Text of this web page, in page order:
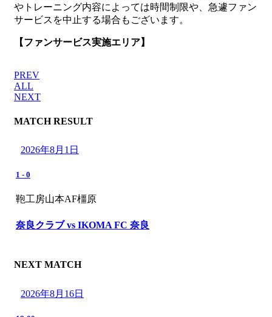
やトレーニング内容によっては時間制限や、急遽ファン
サービスを中止する場合もございます。
【ファンサービス実施エリア】
PREV
ALL
NEXT
MATCH RESULT
2026年8月1日
1 - 0
鞄工房山本AF橿原
奈良クラブ vs IKOMA FC 奈良
NEXT MATCH
2026年8月16日